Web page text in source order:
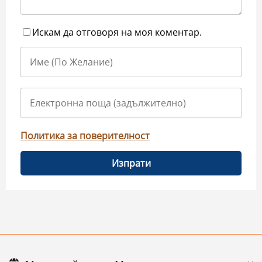
Искам да отговоря на моя коментар.
Политика за поверителност
Изпрати